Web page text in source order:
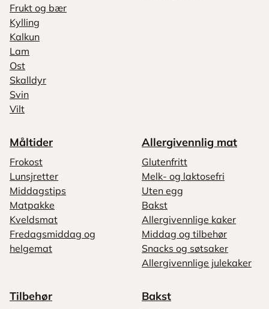
Frukt og bær
Kylling
Kalkun
Lam
Ost
Skalldyr
Svin
Vilt
Måltider
Frokost
Lunsjretter
Middagstips
Matpakke
Kveldsmat
Fredagsmiddag og
helgemat
Allergivennlig mat
Glutenfritt
Melk- og laktosefri
Uten egg
Bakst
Allergivennlige kaker
Middag og tilbehør
Snacks og søtsaker
Allergivennlige julekaker
Tilbehør Bakst